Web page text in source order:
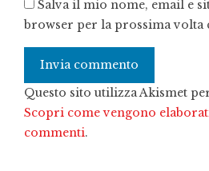
Salva il mio nome, email e
browser per la prossima volta
Questo sito utilizza Akismet
Scopri come vengono
commenti.